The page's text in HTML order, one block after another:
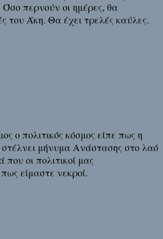
Όσο περνούν οι ημέρες, θα
του Άκη. Θα έχει τρελές καύλες.
ο πολιτικός κόσμος είπε πως η
μήνυμα Ανάστασης στο λαό
οι πολιτικοί μας
είμαστε νεκροί.